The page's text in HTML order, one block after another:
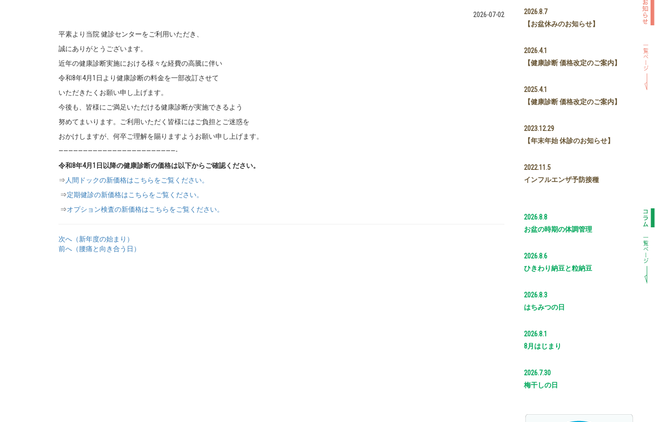
2026-07-02
平素より当院 健診センターをご利用いただき、
誠にありがとうございます。
近年の健康診断実施における様々な経費の高騰に伴い
令和8年4月1日より健康診断の料金を一部改訂させて
いただきたくお願い申し上げます。
今後も、皆様にご満足いただける健康診断が実施できるよう
努めてまいります。ご利用いただく皆様にはご負担とご迷惑を
おかけしますが、何卒ご理解を賜りますようお願い申し上げます。
————————————————————————-
令和8年4月1日以降の健康診断の価格は以下からご確認ください。
⇒ 人間ドックの新価格はこちらをご覧ください。
⇒定期健診の新価格はこちらをご覧ください。
⇒オプション検査の新価格はこちらをご覧ください。
次へ（新年度の始まり）
前へ（腰痛と向き合う日）
2026.8.7
【お盆休みのお知らせ】
2026.4.1
【健康診断 価格改定のご案内】
2025.4.1
【健康診断 価格改定のご案内】
2023.12.29
【年末年始 休診のお知らせ】
2022.11.5
インフルエンザ予防接種
2026.8.8
お盆の時期の体調管理
2026.8.6
ひきわり納豆と粒納豆
2026.8.3
はちみつの日
2026.8.1
8月はじまり
2026.7.30
梅干しの日